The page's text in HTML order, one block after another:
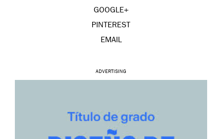
GOOGLE+
PINTEREST
EMAIL
ADVERTISING